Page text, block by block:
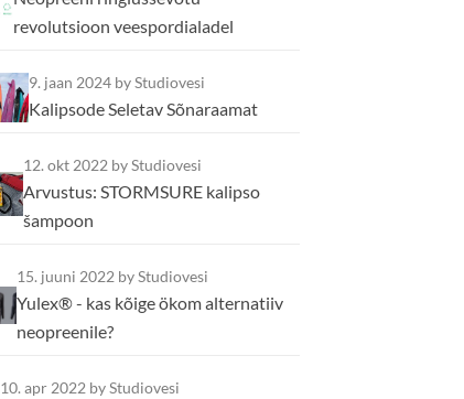
revolutsioon veespordialadel
9. jaan 2024 by Studiovesi
Kalipsode Seletav Sõnaraamat
12. okt 2022 by Studiovesi
Arvustus: STORMSURE kalipso
šampoon
15. juuni 2022 by Studiovesi
Yulex® - kas kõige ökom alternatiiv
neopreenile?
10. apr 2022 by Studiovesi